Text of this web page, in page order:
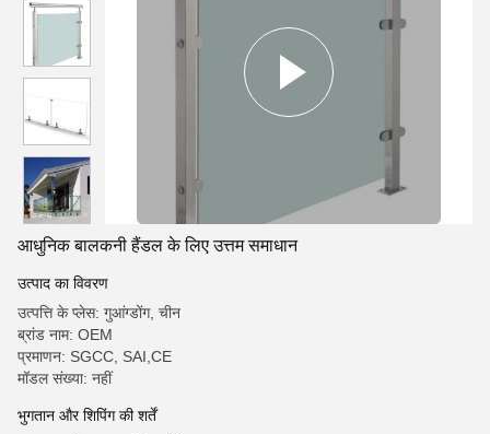
आधुनिक बालकनी हैंडल के लिए उत्तम समाधान
उत्पाद का विवरण
उत्पत्ति के प्लेस: गुआंग्डोंग, चीन
ब्रांड नाम: OEM
प्रमाणन: SGCC, SAI,CE
मॉडल संख्या: नहीं
भुगतान और शिपिंग की शर्तें